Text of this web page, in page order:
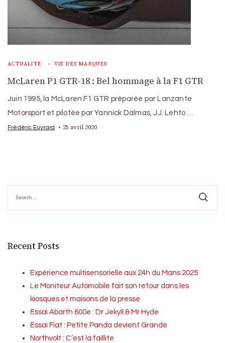
ACTUALITÉ VIE DES MARQUES
McLaren P1 GTR-18 : Bel hommage à la F1 GTR
Juin 1995, la McLaren F1 GTR préparée par Lanzante
Motorsport et pilotée par Yannick Dalmas, JJ. Lehto …
Frédéric Euvrard 25 avril 2020
for:
Recent Posts
Expérience multisensorielle aux 24h du Mans 2025
Le Moniteur Automobile fait son retour dans les
kiosques et maisons de la presse
Essai Abarth 600e : Dr Jekyll & Mr Hyde
Essai Fiat : Petite Panda devient Grande
Northvolt : C’est la faillite